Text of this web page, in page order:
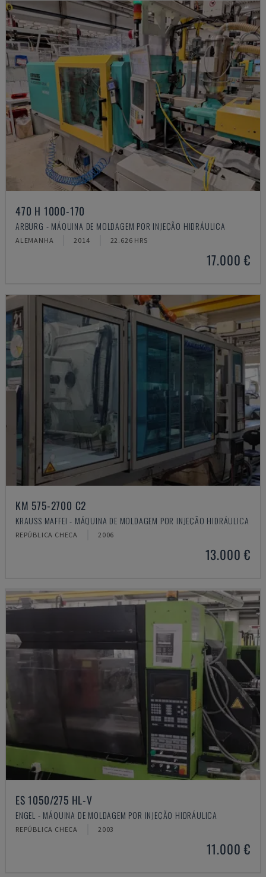
470 H 1000-170
ARBURG - MÁQUINA DE MOLDAGEM POR INJEÇÃO HIDRÁULICA
ALEMANHA 2014 22.626 HRS
17.000 €
KM 575-2700 C2
KRAUSS MAFFEI - MÁQUINA DE MOLDAGEM POR INJEÇÃO HIDRÁULICA
REPÚBLICA CHECA 2006
13.000 €
ES 1050/275 HL-V
ENGEL - MÁQUINA DE MOLDAGEM POR INJEÇÃO HIDRÁULICA
REPÚBLICA CHECA 2003
11.000 €